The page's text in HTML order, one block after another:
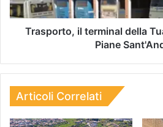
Trasporto, il terminal della
Piane
Articoli Correlati